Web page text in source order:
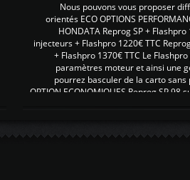
Nous pouvons vous proposer
orientés ECO OPTIONS
HONDATA Reprog SP +
injecteurs + Flashpro 1220€ TTC
+ Flashpro 1370€ TTC Le
paramètres moteur et ainsi une
pourrez basculer de la carto
OPTION ECONOMIQUES Reprog SP